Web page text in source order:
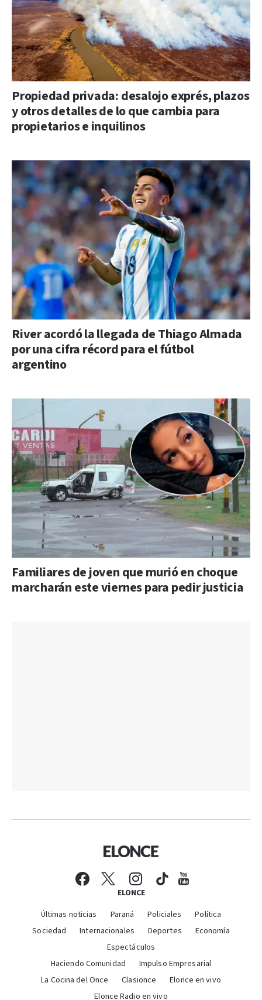
Propiedad privada: desalojo exprés, plazos
y otros detalles de lo que cambia para
propietarios e inquilinos
River acordó la llegada de Thiago Almada
por una cifra récord para el fútbol
argentino
Familiares de joven que murió en choque
marcharán este viernes para pedir justicia
ELONCE
Últimas noticias Paraná Policiales
Política
Sociedad
Internacionales Deportes
Economía
Espectáculos
Haciendo Comunidad
Impulso Empresarial
La Cocina del Once
Clasionce
Elonce en vivo
Elonce Radio en vivo